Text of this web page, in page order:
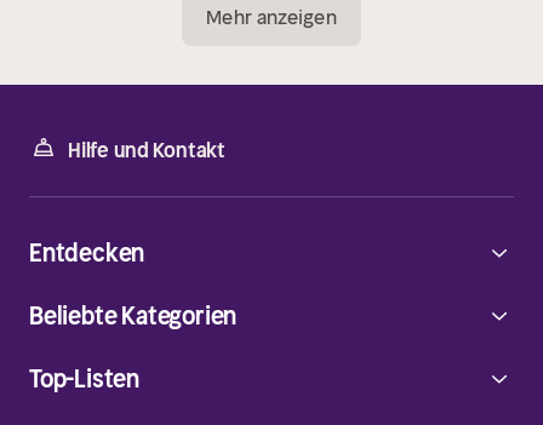
Mehr anzeigen
Hilfe und Kontakt
Entdecken
Beliebte Kategorien
Top-Listen